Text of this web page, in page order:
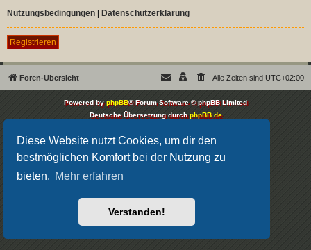
Diese Website nutzt Cookies, um dir den
bestmöglichen Komfort bei der Nutzung zu
bieten. Mehr erfahren
Verstanden!
Nutzungsbedingungen
Datenschutzerklärung
Registrieren
Foren-Übersicht Alle Zeiten sind UTC+02:00
Powered byphpBB® Forum Software © phpBB Limited
Deutsche Übersetzung durchphpBB.de